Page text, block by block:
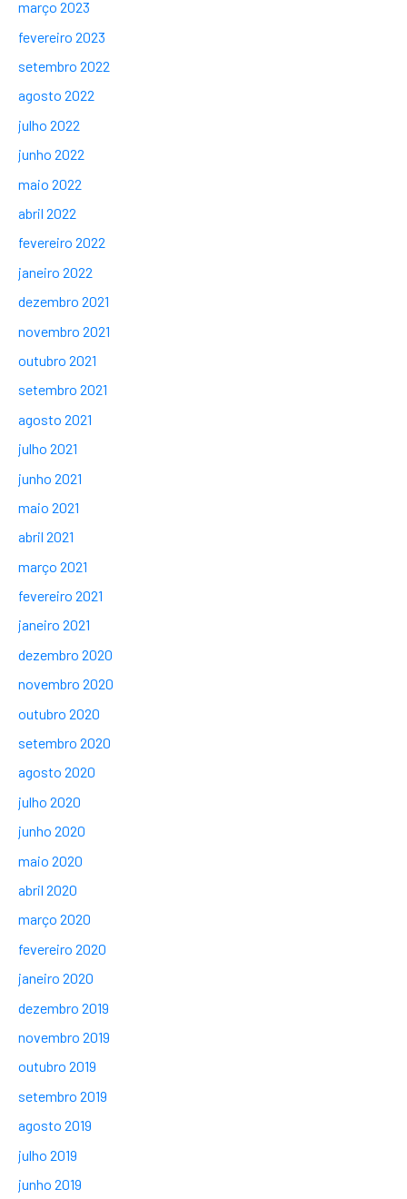
março 2023
fevereiro 2023
setembro 2022
agosto 2022
julho 2022
junho 2022
maio 2022
abril 2022
fevereiro 2022
janeiro 2022
dezembro 2021
novembro 2021
outubro 2021
setembro 2021
agosto 2021
julho 2021
junho 2021
maio 2021
abril 2021
março 2021
fevereiro 2021
janeiro 2021
dezembro 2020
novembro 2020
outubro 2020
setembro 2020
agosto 2020
julho 2020
junho 2020
maio 2020
abril 2020
março 2020
fevereiro 2020
janeiro 2020
dezembro 2019
novembro 2019
outubro 2019
setembro 2019
agosto 2019
julho 2019
junho 2019